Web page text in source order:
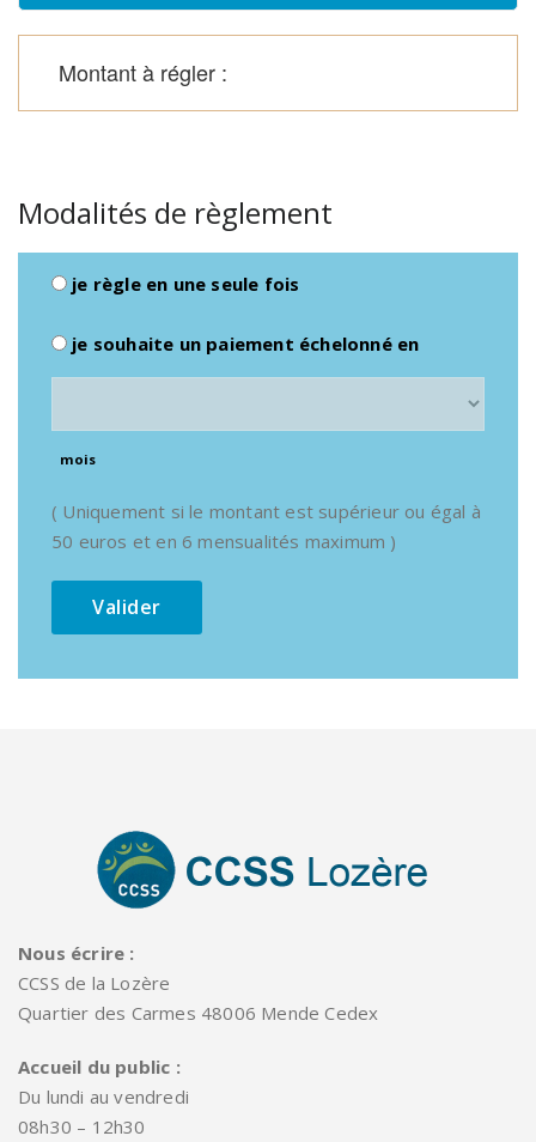
Montant à régler :
Modalités de règlement
je règle en une seule fois
je souhaite un paiement échelonné en
mois
( Uniquement si le montant est supérieur ou égal à
50 euros et en 6 mensualités maximum )
Nous écrire :
CCSS de la Lozère
Quartier des Carmes 48006 Mende Cedex
Accueil du public :
Du lundi au vendredi
08h30 – 12h30